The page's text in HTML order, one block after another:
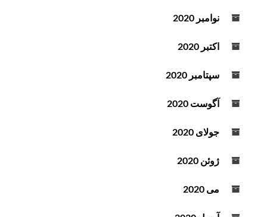
نوامبر 2020
اکتبر 2020
سپتامبر 2020
آگوست 2020
جولای 2020
ژوئن 2020
می 2020